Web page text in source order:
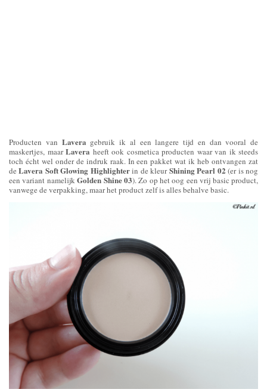
Producten van Lavera gebruik ik al een langere tijd en dan vooral de
maskertjes, maarLavera heeft ook cosmetica producten waar van ik steeds
toch écht wel onder de indruk raak. In een pakket wat ik heb ontvangen zat
deLavera Soft Glowing Highlighterin de kleurShining Pearl 02 (er is nog
een variant namelijkGolden Shine 03). Zo op het oog een vrij basic product,
vanwege de verpakking, maar het product zelf is alles behalve basic.